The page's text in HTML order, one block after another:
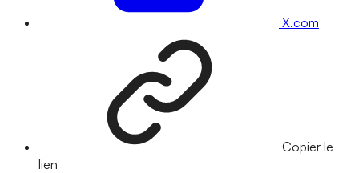
X.com
Copier le
lien